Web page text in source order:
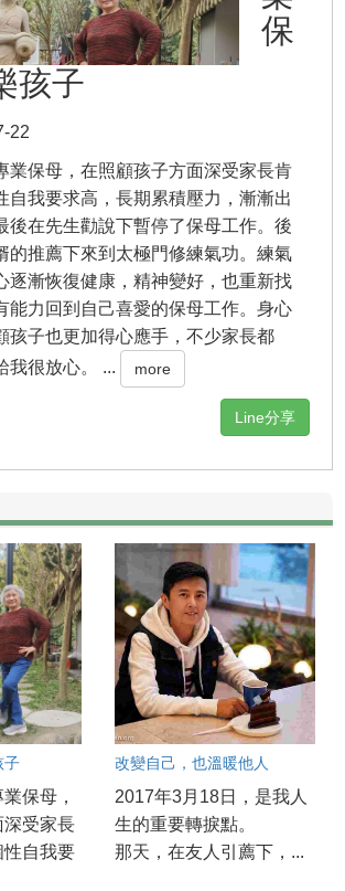
保
孩子
22
業保母，在照顧孩子方面深受家長肯
自我要求高，長期累積壓力，漸漸出
後在先生勸說下暫停了保母工作。後
的推薦下來到太極門修練氣功。練氣
逐漸恢復健康，精神變好，也重新找
能力回到自己喜愛的保母工作。身心
孩子也更加得心應手，不少家長都
我很放心。 ...
more
Line分享
子
保母，
深受家長
性自我要
改變自己，也溫暖他人
2017年3月18日，是我人
生的重要轉捩點。
那天，在友人引薦下，...